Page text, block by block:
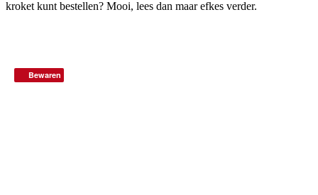
kroket kunt bestellen? Mooi, lees dan maar efkes verder.
Bewaren